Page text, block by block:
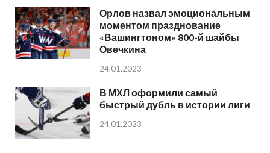
Орлов назвал эмоциональным
моментом празднование
«Вашингтоном» 800-й шайбы
Овечкина
24.01.2023
В МХЛ оформили самый
быстрый дубль в истории лиги
24.01.2023